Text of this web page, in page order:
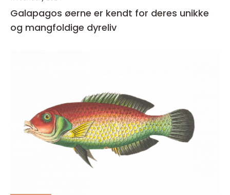
Galapagos øerne er kendt for deres unikke
og mangfoldige dyreliv